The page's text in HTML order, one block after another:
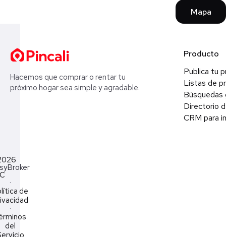
Mapa
Hacemos que comprar o rentar tu
próximo hogar sea simple y agradable.
Producto
Publica tu
Listas de
Búsquedas
Directorio
CRM para
·
de
·
del